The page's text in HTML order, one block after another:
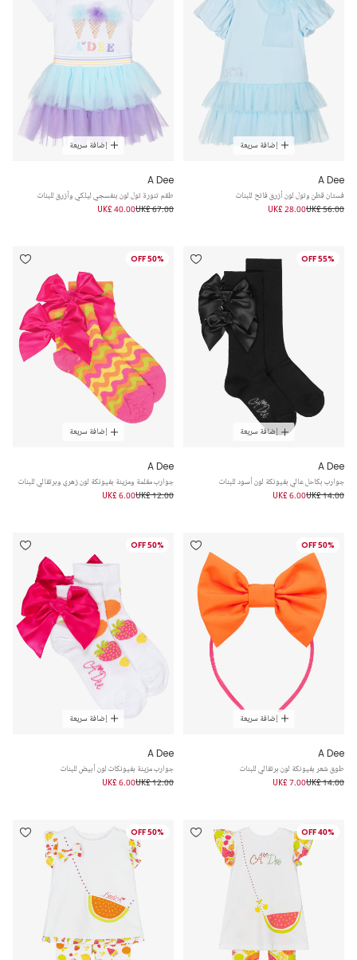
إضافة سريعة
A Dee
فستان قطن وتول لون أزرق فاتح للبنات
UK£ 56.00
UK£ 28.00
إضافة سريعة
A Dee
طقم تنورة تول لون بنفسجي ليلكي وأزرق للبنات
UK£ 67.00
UK£ 40.00
55% OFF
إضافة سريعة
A Dee
جوارب بكاحل عالي بفيونكة لون أسود للبنات
UK£ 14.00
UK£ 6.00
50% OFF
إضافة سريعة
A Dee
جوارب مقلمة ومزينة بفيونكة لون زهري وبرتقالي للبنات
UK£ 12.00
UK£ 6.00
50% OFF
إضافة سريعة
A Dee
طوق شعر بفيونكة لون برتقالي للبنات
UK£ 14.00
UK£ 7.00
50% OFF
إضافة سريعة
A Dee
جوارب مزينة بفيونكات لون أبيض للبنات
UK£ 12.00
UK£ 6.00
40% OFF
50% OFF